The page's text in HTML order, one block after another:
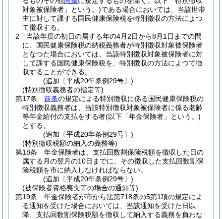
対象被保険者」という。)である場合においては、当該世帯
主に対して課する国民健康保険税を特別徴収の方法によつ
て徴収する。
2
当該年度の初日の属する年の4月2日から8月1日までの間
に、国民健康保険税の納税義務者が特別徴収対象被保険者
となつた場合においては、当該特別徴収対象被保険者に対
して課する国民健康保険税を、特別徴収の方法によつて徴
収することができる。
(追加〔平成20年条例29号〕)
(特別徴収義務者の指定等)
第17条
前条の規定による特別徴収に係る国民健康保険税の
特別徴収義務者は、当該特別徴収対象被保険者に係る老齢
等年金給付の支払をする者(以下「年金保険者」という。)
とする。
(追加〔平成20年条例29号〕)
(特別徴収税額の納入の義務等)
第18条
年金保険者は、支払回数割保険税額を徴収した日の
属する月の翌月の10日までに、その徴収した支払回数割保
険税額を市に納入しなければならない。
(追加〔平成20年条例29号〕)
(被保険者資格喪失等の場合の通知等)
第19条
年金保険者が市から法第718条の5第1項の規定によ
る通知を受けた場合においては、当該通知を受けた日以
降、支払回数割保険税額を徴収して納入する義務を負わな